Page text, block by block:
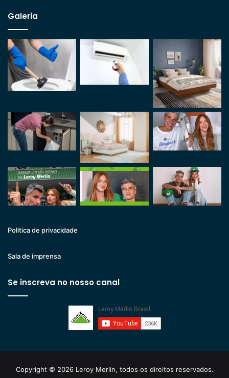
Galeria
Politica de privacidade
Sala de imprensa
Se inscreva no nosso canal
Copyright © 2026 Leroy Merlin, todos os direitos reservados.